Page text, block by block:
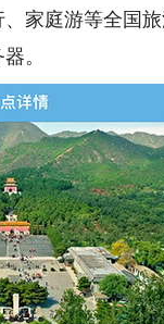
家庭游等全国
。